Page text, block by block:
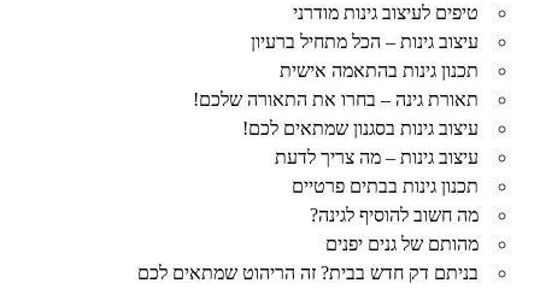
טיפים לעיצוב גינות מודרני
עיצוב גינות – הכל מתחיל ברעיון
תכנון גינות בהתאמה אישית
תאורת גינה – בחרו את התאורה שלכם!
עיצוב גינות בסגנון שמתאים לכם!
עיצוב גינות – מה צריך לדעת
תכנון גינות בבתים פרטיים
מה חשוב להוסיף לגינה?
מהותם של גנים יפנים
בניתם דק חדש בבית? זה הריהוט שמתאים לכם